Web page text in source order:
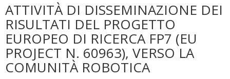
ATTIVITÀ DI DISSEMINAZIONE DEI
RISULTATI DEL PROGETTO
EUROPEO DI RICERCA FP7 (EU
PROJECT N. 60963), VERSO LA
COMUNITÀ ROBOTICA